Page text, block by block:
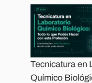
Tecnicatura en
Químico